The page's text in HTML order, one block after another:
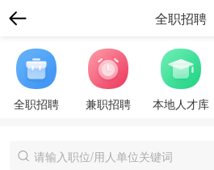
全职招聘
全职招聘 兼职招聘 本地人才库